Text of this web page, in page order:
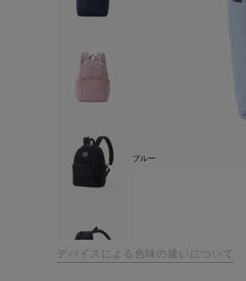
ブルー
デバイスによる色味の違いについて